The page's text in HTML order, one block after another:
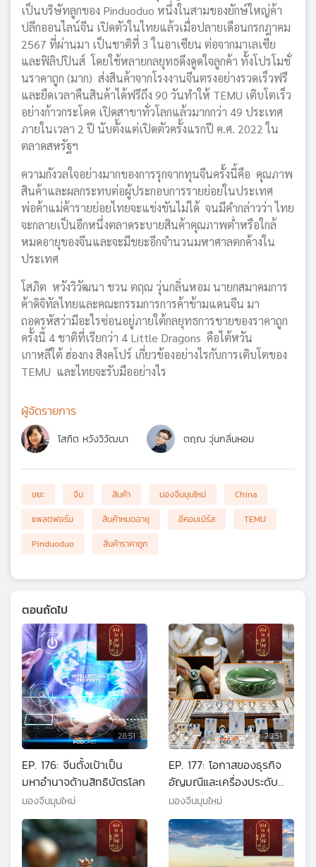
เป็นบริษัทลูกของ Pinduoduo หนึ่งในสามของยักษ์ใหญ่ค้า
ปลีกออนไลน์จีน เปิดตัวในไทยแล้วเมื่อปลายเดือนกรกฎาคม
2567 ที่ผ่านมา เป็นชาติที่ 3 ในอาเซียน ต่อจากมาเลเซีย
และฟิลิปปินส์ โดยใช้หลายกลยุทธดึงดูดใจลูกค้า ทั้งโปรโมชั่
นราคาถูก (มาก) ส่งสินค้าจากโรงงานจีนตรงอย่างรวดเร็วฟรี
และยืดเวลาคืนสินค้าได้ฟรีถึง 90 วันทำให้ TEMU เติบโตเร็ว
อย่างก้าวกระโดด เปิดสาขาทั่วโลกแล้วมากกว่า 49 ประเทศ
ภายในเวลา 2 ปี นับตั้งแต่เปิดตัวครั้งแรกปี ค.ศ. 2022 ใน
ตลาดสหรัฐฯ
ความกังวลใจอย่างมากของการรุกจากทุนจีนครั้งนี้คือ คุณภาพ
สินค้าและผลกระทบต่อผู้ประกอบการรายย่อยในประเทศ
พ่อค้าแม่ค้ารายย่อยไทยจะแข่งขันไม่ได้ จนมีคำกล่าวว่า ไทย
จะกลายเป็นอีกหนึ่งตลาดระบายสินค้าคุณภาพต่ำหรือใกล้
หมดอายุของจีนและจะมีขยะอีกจำนวนมหาศาลตกค้างใน
ประเทศ
โสภิต หวังวิวัฒนา ชวน ตฤณ วุ่นกลิ่นหอม นายกสมาคมการ
ค้าดิจิทัลไทยและคณะกรรมการการค้าข้ามแดนจีน มา
ถอดรหัสว่ามีอะไรซ่อนอยู่ภายใต้กลยุทธการขายของราคาถูก
ครั้งนี้ 4 ชาติที่เรียกว่า 4 Little Dragons คือไต้หวัน
เกาหลีใต้ ฮ่องกง สิงคโปร์ เกี่ยวข้องอย่างไรกับการเติบโตของ
TEMU และไทยจะรับมืออย่างไร
ผู้จัดรายการ
โสภิต หวังวิวัฒนา ตฤณ วุ่นกลิ่นหอม
ขยะ จีน สินค้า มองจีนมุมใหม่
China
แพลตฟอร์ม
สินค้าหมดอายุ อีคอมเมิร์ส
TEMU
Pinduoduo
สินค้าราคาถูก
ตอนถัดไป
28:51
EP. 176: จีนตั้งเป้าเป็น
มหาอำนาจด้านสิทธิบัตรโลก
มองจีนมุมใหม่
28:51
EP. 177: โอกาสของธุรกิจ
อัญมณีและเครื่องประดับ
ไทย ยกระดับสู่โลกผ่านตลาด
จีน
มองจีนมุมใหม่